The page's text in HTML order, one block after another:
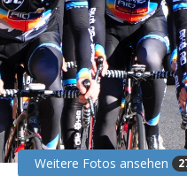
Weitere Fotos ansehen